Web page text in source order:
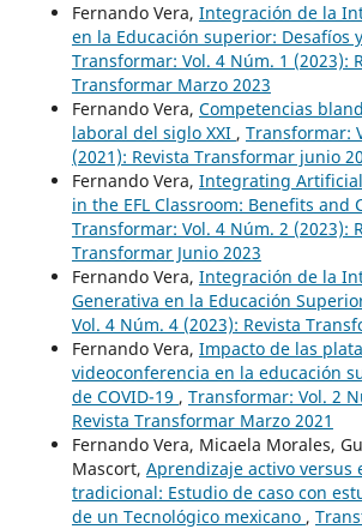
Fernando Vera, Integración de la
en la Educación superior: Desafíos
Transformar: Vol. 4 Núm. 1 (2023):
Transformar Marzo 2023
Fernando Vera, Competencias
laboral del siglo XXI , Transformar:
(2021): Revista Transformar junio
Fernando Vera, Integrating
in the EFL Classroom: Benefits and
Transformar: Vol. 4 Núm. 2 (2023):
Transformar Junio 2023
Fernando Vera, Integración de la
Generativa en la Educación
Vol. 4 Núm. 4 (2023): Revista
Fernando Vera, Impacto de las
videoconferencia en la educación
de COVID-19 , Transformar: Vol. 2
Revista Transformar Marzo 2021
Fernando Vera, Micaela Morales,
Mascort, Aprendizaje activo versus
tradicional: Estudio de caso con
de un Tecnológico mexicano ,